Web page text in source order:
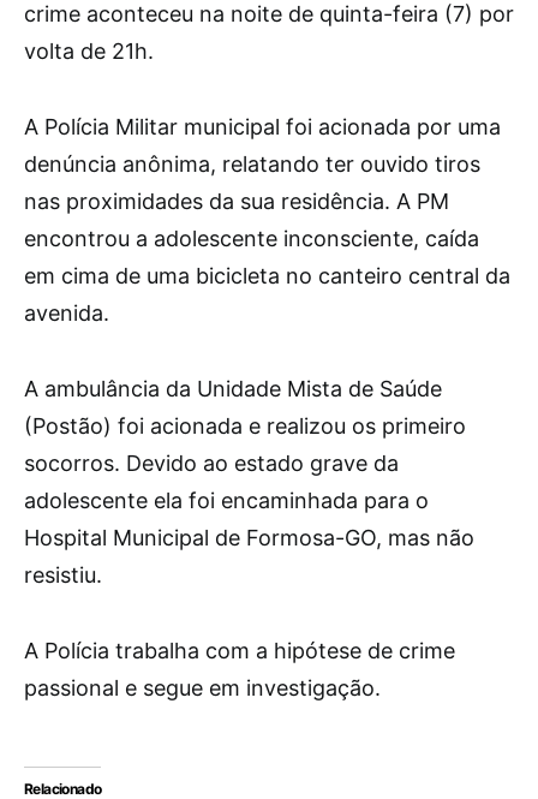
crime aconteceu na noite de quinta-feira (7) por
volta de 21h.
A Polícia Militar municipal foi acionada por uma
denúncia anônima, relatando ter ouvido tiros
nas proximidades da sua residência. A PM
encontrou a adolescente inconsciente, caída
em cima de uma bicicleta no canteiro central da
avenida.
A ambulância da Unidade Mista de Saúde
(Postão) foi acionada e realizou os primeiro
socorros. Devido ao estado grave da
adolescente ela foi encaminhada para o
Hospital Municipal de Formosa-GO, mas não
resistiu.
A Polícia trabalha com a hipótese de crime
passional e segue em investigação.
Relacionado